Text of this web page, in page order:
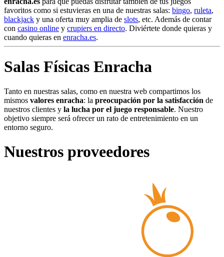
favoritos como si estuvieras en una de nuestras salas: bingo, ruleta,
blackjack y una oferta muy amplia de slots, etc. Además de contar
con casino online y crupiers en directo. Diviértete donde quieras y
cuando quieras en enracha.es.
Salas Físicas Enracha
Tanto en nuestras salas, como en nuestra web compartimos los
mismos valores enracha: la preocupación por la satisfacción de
nuestros clientes y la lucha por el juego responsable. Nuestro
objetivo siempre será ofrecer un rato de entretenimiento en un
entorno seguro.
Nuestros proveedores